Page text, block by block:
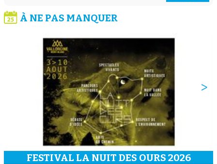
À NE PAS MANQUER
FESTIVAL LA NUIT DES OURS 2026